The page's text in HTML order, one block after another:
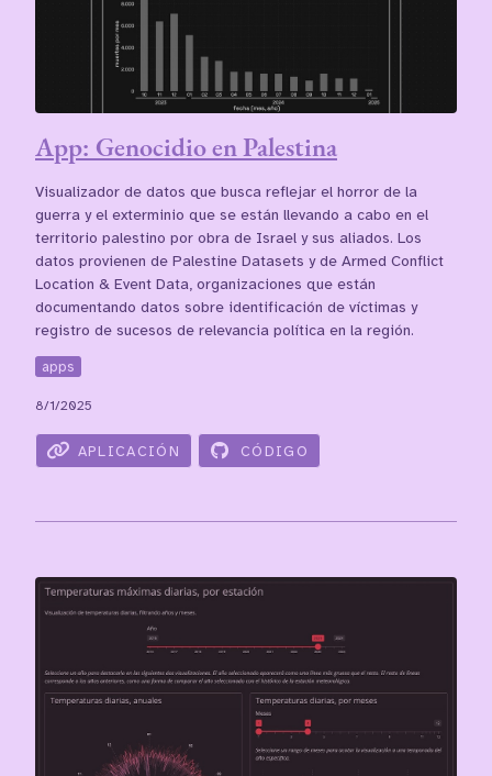
App: Genocidio en Palestina
Visualizador de datos que busca reflejar el horror de la
guerra y el exterminio que se están llevando a cabo en el
territorio palestino por obra de Israel y sus aliados. Los
datos provienen de Palestine Datasets y de Armed Conflict
Location & Event Data, organizaciones que están
documentando datos sobre identificación de víctimas y
registro de sucesos de relevancia política en la región.
apps
8/1/2025
APLICACIÓN CÓDIGO